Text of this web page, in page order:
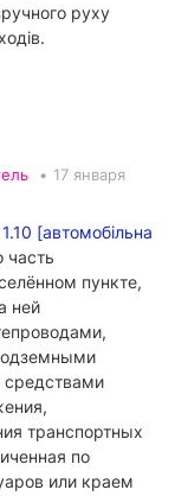
руху
• 17 января
1.10 [автомобільна
часть
пункте,
ней
транспортных
по
или краем